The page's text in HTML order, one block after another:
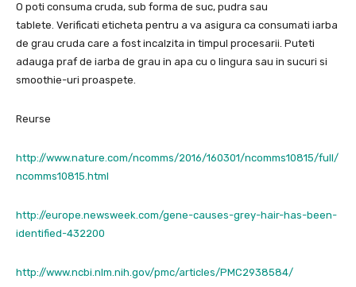
O poti consuma cruda, sub forma de suc, pudra sau
tablete. Verificati eticheta pentru a va asigura ca consumati iarba
de grau cruda care a fost incalzita in timpul procesarii. Puteti
adauga praf de iarba de grau in apa cu o lingura sau in sucuri si
smoothie-uri proaspete.
Reurse
http://www.nature.com/ncomms/2016/160301/ncomms10815/full/
ncomms10815.html
http://europe.newsweek.com/gene-causes-grey-hair-has-been-
identified-432200
http://www.ncbi.nlm.nih.gov/pmc/articles/PMC2938584/